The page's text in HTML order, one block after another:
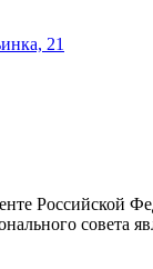
21
Российской
совета